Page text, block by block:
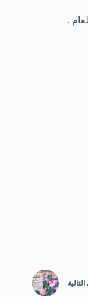
.
التالية